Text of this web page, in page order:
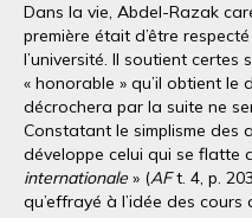
Dans la vie, Abdel-Razak
première était d’être
l’université. Il soutient certes
« honorable » qu’il obtient le
décrochera par la suite ne
Constatant le simplisme des
développe celui qui se flatte
internationale » (AFt. 4, p.
qu’effrayé à l’idée des